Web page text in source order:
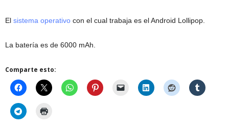
El sistema operativo con el cual trabaja es el Android Lollipop.
La batería es de 6000 mAh.
Comparte esto: